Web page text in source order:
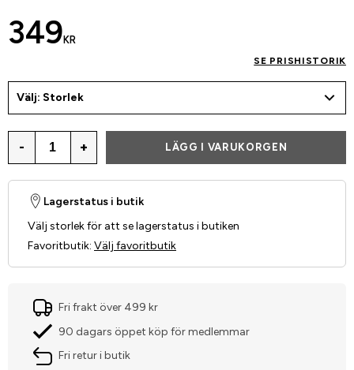
349 KR
SE PRISHISTORIK
Välj: Storlek
- + LÄGG I VARUKORGEN
Lagerstatus i butik
Välj storlek för att se lagerstatus i butiken
Favoritbutik: Välj favoritbutik
Fri frakt över 499 kr
90 dagars öppet köp för medlemmar
Fri retur i butik